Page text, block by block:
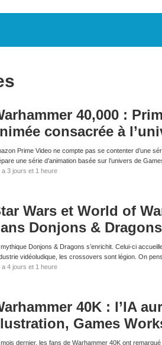
40,000 :
consacrée à
Prime Video ne compte pas se contenter d’une
une série d’animation basée sur l’univers de
a 3 jours et 1 heure
Wars et World of
Donjons & Dragons
mythique Donjons & Dragons s’enrichit. Celui-ci
vidéoludique, les crossovers sont légion. On
a 4 jours et 1 heure
40K : l’IA
Games
mois dernier, les fans de Warhammer 40K ont